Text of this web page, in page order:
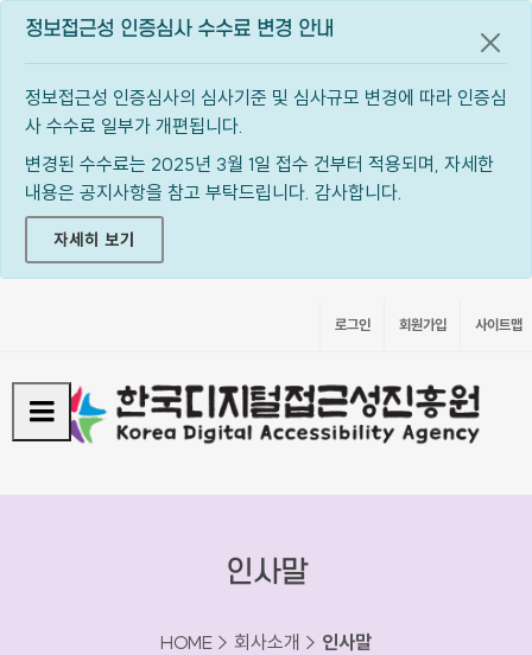
정보접근성 인증심사 수수료 변경 안내
정보접근성 인증심사의 심사기준 및 심사규모 변경에 따라 인증심
사 수수료 일부가 개편됩니다.
변경된 수수료는 2025년 3월 1일 접수 건부터 적용되며, 자세한
내용은 공지사항을 참고 부탁드립니다. 감사합니다.
자세히 보기
공지
로그인 회원가입 사이트맵
인사말
HOME > 회사소개 > 인사말